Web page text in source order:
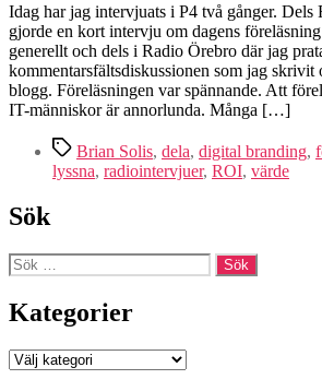
Idag har jag intervjuats i P4 två gånger. Dels
gjorde en kort intervju om dagens
generellt och dels i Radio Örebro där jag
kommentarsfältsdiskussionen som jag skrivit
blogg. Föreläsningen var spännande. Att
IT-människor är annorlunda. Många […]
Etiketter
Brian Solis, dela, digital branding,
lyssna, radiointervjuer, ROI, värde
Sök
Sök
efter:
Kategorier
Kategorier